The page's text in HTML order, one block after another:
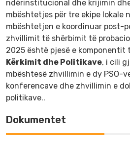
ndërinstitucional dhe krijimin
mbështetjes për tre ekipe lokale
mbështetjen e koordinuar post-
zhvillimit të shërbimit të
2025 është pjesë e komponentit
Kërkimit dhe Politikave, i cili
mbështesë zhvillimin e dy PSO-
konferencave dhe zhvillimin e
politikave..
Dokumentet